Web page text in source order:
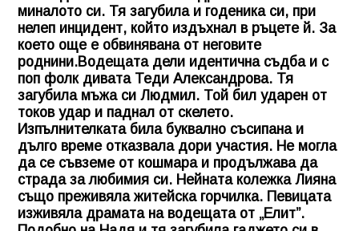
миналото си. Тя загубила и годеника си, при
нелеп инцидент, който издъхнал в ръцете й. За
което още е обвинявана от неговите
роднини.Водещата дели идентична съдба и с
поп фолк дивата Теди Александрова. Тя
загубила мъжа си Людмил. Той бил ударен от
токов удар и паднал от скелето.
Изпълнителката била буквално съсипана и
дълго време отказвала дори участия. Не могла
да се съвземе от кошмара и продължава да
страда за любимия си. Нейната колежка Лияна
също преживяла житейска горчилка. Певицата
изживяла драмата на водещата от „Елит”.